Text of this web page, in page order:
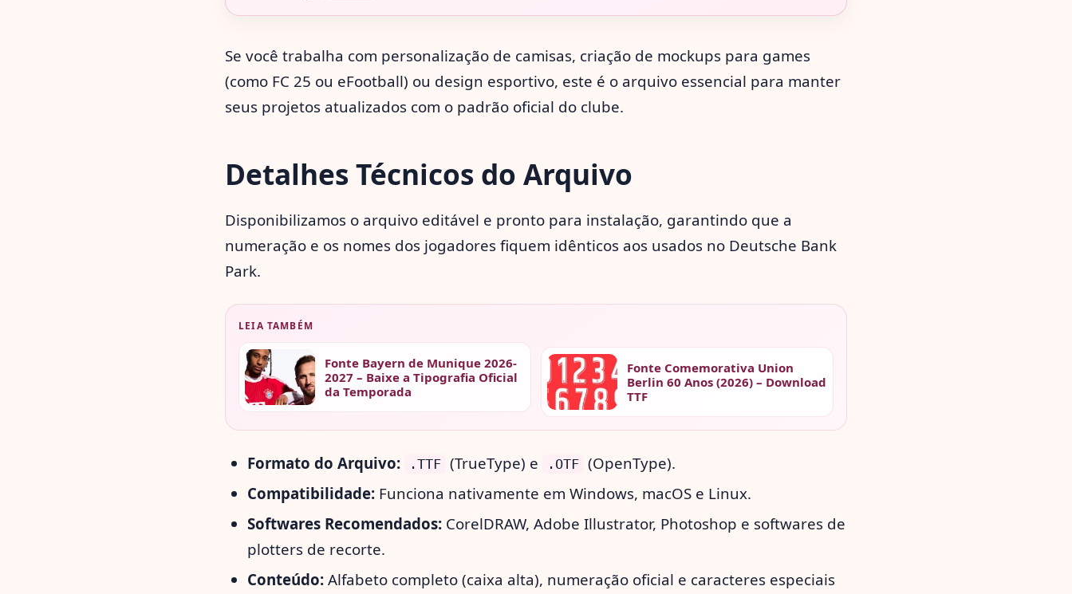
Se você trabalha com personalização de camisas, criação de mockups para games
(como FC 25 ou eFootball) ou design esportivo, este é o arquivo essencial para manter
seus projetos atualizados com o padrão oficial do clube.
Detalhes Técnicos do Arquivo
Disponibilizamos o arquivo editável e pronto para instalação, garantindo que a
numeração e os nomes dos jogadores fiquem idênticos aos usados no Deutsche Bank
Park.
LEIA TAMBÉM
Fonte Bayern de Munique 2026-
2027 – Baixe a Tipografia Oficial
da Temporada
Fonte Comemorativa Union
Berlin 60 Anos (2026) – Download
TTF
Formato do Arquivo: .TTF (TrueType) e .OTF (OpenType).
Compatibilidade: Funciona nativamente em Windows, macOS e Linux.
Softwares Recomendados: CorelDRAW, Adobe Illustrator, Photoshop e softwares de
plotters de recorte.
Conteúdo: Alfabeto completo (caixa alta), numeração oficial e caracteres especiais